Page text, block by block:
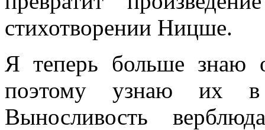
стихотворении Ницше.
Я теперь больше знаю
поэтому узнаю их в
Выносливость